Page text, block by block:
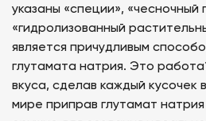
указаны «специи», «чесночный
«гидролизованный
является причудливым
глутамата натрия. Это
вкуса, сделав каждый кусочек
мире приправ глутамат